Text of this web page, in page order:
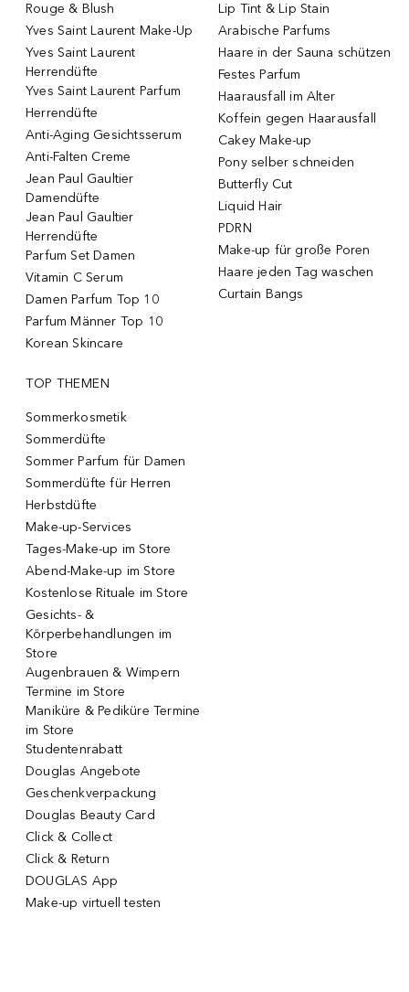
Rouge & Blush
Yves Saint Laurent Make-Up
Yves Saint Laurent
Herrendüfte
Yves Saint Laurent Parfum
Herrendüfte
Anti-Aging Gesichtsserum
Anti-Falten Creme
Jean Paul Gaultier
Damendüfte
Jean Paul Gaultier
Herrendüfte
Parfum Set Damen
Vitamin C Serum
Damen Parfum Top 10
Parfum Männer Top 10
Korean Skincare
Lip Tint & Lip Stain
Arabische Parfums
Haare in der Sauna schützen
Festes Parfum
Haarausfall im Alter
Koffein gegen Haarausfall
Cakey Make-up
Pony selber schneiden
Butterfly Cut
Liquid Hair
PDRN
Make-up für große Poren
Haare jeden Tag waschen
Curtain Bangs
TOP THEMEN
Sommerkosmetik
Sommerdüfte
Sommer Parfum für Damen
Sommerdüfte für Herren
Herbstdüfte
Make-up-Services
Tages-Make-up im Store
Abend-Make-up im Store
Kostenlose Rituale im Store
Gesichts- &
Körperbehandlungen im
Store
Augenbrauen & Wimpern
Termine im Store
Maniküre & Pediküre Termine
im Store
Studentenrabatt
Douglas Angebote
Geschenkverpackung
Douglas Beauty Card
Click & Collect
Click & Return
DOUGLAS App
Make-up virtuell testen